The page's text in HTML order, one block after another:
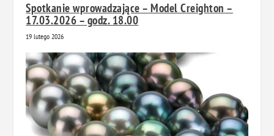
Spotkanie wprowadzające – Model Creighton –
17.03.2026 – godz. 18.00
19 lutego 2026